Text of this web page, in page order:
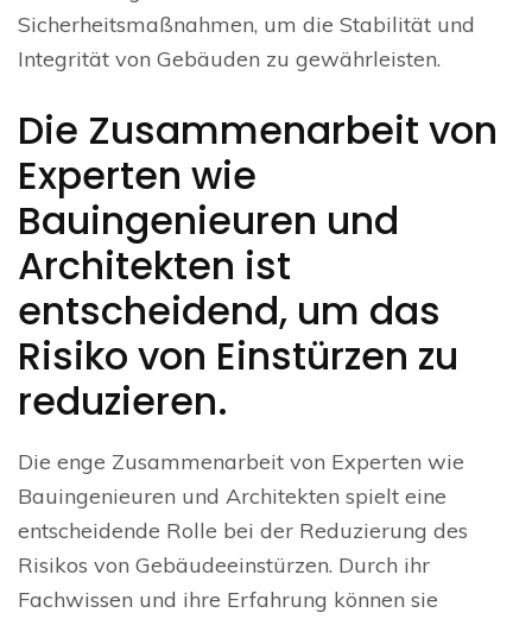
Sicherheitsmaßnahmen, um die Stabilität und
Integrität von Gebäuden zu gewährleisten.
Die Zusammenarbeit von
Experten wie
Bauingenieuren und
Architekten ist
entscheidend, um das
Risiko von Einstürzen zu
reduzieren.
Die enge Zusammenarbeit von Experten wie
Bauingenieuren und Architekten spielt eine
entscheidende Rolle bei der Reduzierung des
Risikos von Gebäudeeinstürzen. Durch ihr
Fachwissen und ihre Erfahrung können sie